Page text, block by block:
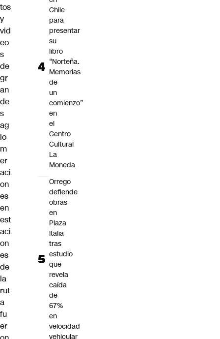
tos
y
vid
eo
s
de
gr
an
de
s
ag
lo
m
er
aci
on
es
en
est
aci
on
es
de
la
rut
a
fu
er
Chile
para
presentar
su
libro
“Norteña.
Memorias
de
un
comienzo”
en
el
Centro
Cultural
La
Moneda
Orrego
defiende
obras
en
Plaza
Italia
tras
estudio
que
revela
caída
de
67%
en
velocidad
vehicular